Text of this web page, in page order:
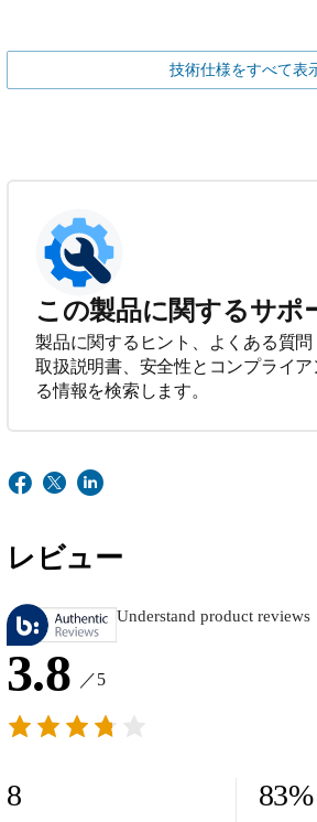
技術仕様をすべて表
この製品に関するサポ
製品に関するヒント、よくある質問
取扱説明書、安全性とコンプライア
る情報を検索します。
レビュー
Understand product reviews
3.8 ／5
8 83%